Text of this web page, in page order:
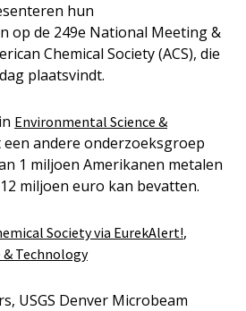
hun
op de 249e National Meeting &
Chemical Society (ACS), die
plaatsvindt.
Environmental Science &
andere onderzoeksgroep
1 miljoen Amerikanen metalen
miljoen euro kan bevatten.
Society via EurekAlert!,
Technology
USGS Denver Microbeam